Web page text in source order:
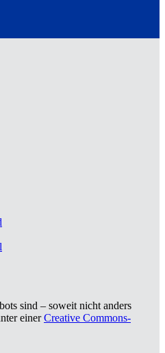
sind – soweit nicht anders
einerCreative Commons-